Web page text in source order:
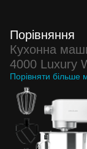
Порівняння
Кухонна
4000 Luxury
Порівняти більше